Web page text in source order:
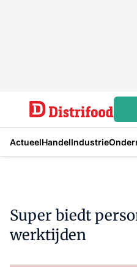
ActueelHandelIndustrie
Super biedt
werktijden